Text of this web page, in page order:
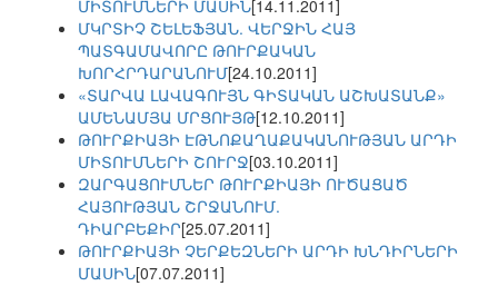
ՄԻՏՈՒՄՆԵՐԻ ՄԱՍԻՆ[14.11.2011]
ՄԿՐՏԻՉ ՇԵԼԵՖՅԱՆ. ՎԵՐՋԻՆ ՀԱՅ
ՊԱՏԳԱՄԱՎՈՐԸ ԹՈՒՐՔԱԿԱՆ
ԽՈՐՀՐԴԱՐԱՆՈՒՄ[24.10.2011]
«ՏԱՐՎԱ ԼԱՎԱԳՈՒՅՆ ԳԻՏԱԿԱՆ ԱՇԽԱՏԱՆՔ»
ԱՄԵՆԱՄՅԱ ՄՐՑՈՒՅԹ[12.10.2011]
ԹՈՒՐՔԻԱՅԻ ԷԹՆՈՔԱՂԱՔԱԿԱՆՈՒԹՅԱՆ ԱՐԴԻ
ՄԻՏՈՒՄՆԵՐԻ ՇՈՒՐՋ[03.10.2011]
ԶԱՐԳԱՑՈՒՄՆԵՐ ԹՈՒՐՔԻԱՅԻ ՈՒԾԱՑԱԾ
ՀԱՅՈՒԹՅԱՆ ՇՐՋԱՆՈՒՄ.
ԴԻԱՐԲԵՔԻՐ[25.07.2011]
ԹՈՒՐՔԻԱՅԻ ՉԵՐՔԵԶՆԵՐԻ ԱՐԴԻ ԽՆԴԻՐՆԵՐԻ
ՄԱՍԻՆ[07.07.2011]